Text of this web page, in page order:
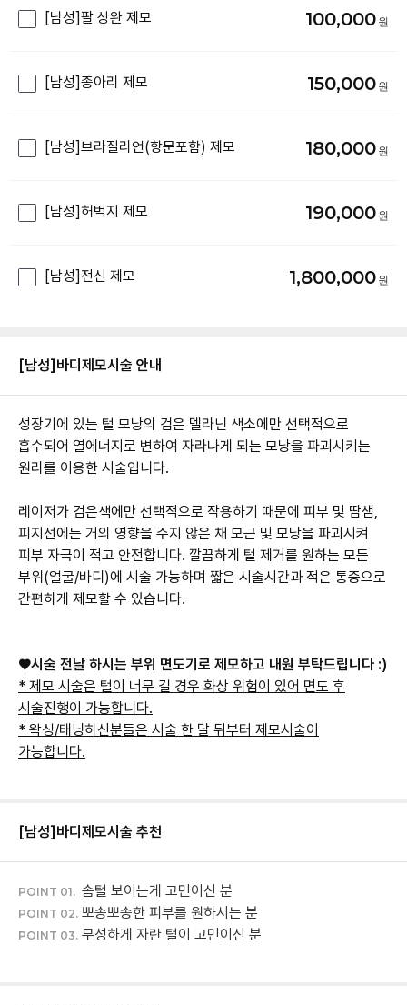
[남성]바디제모시술 안내
성장기에 있는 털 모낭의 검은 멜라닌 색소에만 선택적으로
흡수되어 열에너지로 변하여 자라나게 되는 모낭을 파괴시키는
원리를 이용한 시술입니다.
레이저가 검은색에만 선택적으로 작용하기 때문에 피부 및 땀샘,
피지선에는 거의 영향을 주지 않은 채 모근 및 모낭을 파괴시켜
피부 자극이 적고 안전합니다. 깔끔하게 털 제거를 원하는 모든
부위(얼굴/바디)에 시술 가능하며 짧은 시술시간과 적은 통증으로
간편하게 제모할 수 있습니다.
♥시술 전날 하시는 부위 면도기로 제모하고 내원 부탁드립니다 :)
* 제모 시술은 털이 너무 길 경우 화상 위험이 있어 면도 후
시술진행이 가능합니다.
* 왁싱/태닝하신분들은 시술 한 달 뒤부터 제모시술이
가능합니다.
[남성]바디제모시술 추천
POINT 01. 솜털 보이는게 고민이신 분
POINT 02. 뽀송뽀송한 피부를 원하시는 분
POINT 03. 무성하게 자란 털이 고민이신 분
[남성]팔 상완 제모 100,000
[남성]종아리 제모 150,000
[남성]브라질리언(항문포함) 제모 180,000
[남성]허벅지 제모 190,000
[남성]전신 제모 1,800,000